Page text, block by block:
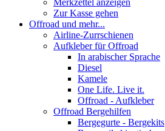
Merkzettel anzeigen
Zur Kasse gehen
Offroad und mehr...
Airline-Zurrschienen
Aufkleber für Offroad
In arabischer Sprache
Diesel
Kamele
One Life. Live it.
Offroad - Aufkleber
Offroad Bergehilfen
Bergegurte - Bergekits